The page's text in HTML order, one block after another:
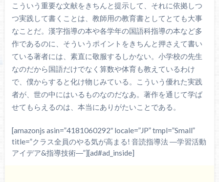
こういう重要な文献をきちんと提示して、それに依拠しつ
つ実践して書くことは、教師用の教育書としてとても大事
なことだ。漢字指導の本や各学年の国語科指導の本など多
作であるのに、そういうポイントをきちんと押さえて書い
ている著者には、素直に敬服するしかない。小学校の先生
なのだから国語だけでなく算数や体育も教えているわけ
で、僕からすると化け物じみている。こういう優れた実践
者が、世の中にはいるものなのだなあ。著作を通じて学ば
せてもらえるのは、本当にありがたいことである。
[amazonjs asin=”4181060292″ locale=”JP” tmpl=”Small”
title=”クラス全員のやる気が高まる! 音読指導法 ―学習活動
アイデア&指導技術―”][ad#ad_inside]